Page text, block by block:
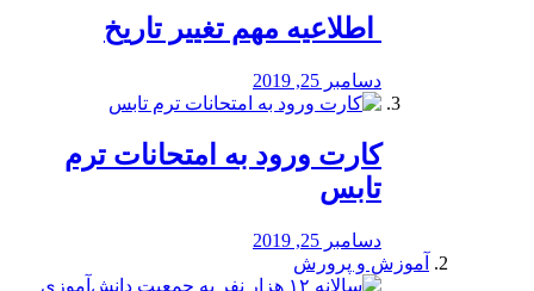
️ اطلاعیه مهم تغییر تاریخ
دسامبر 25, 2019
کارت ورود به امتحانات ترم
تابس
دسامبر 25, 2019
آموزش و پرورش